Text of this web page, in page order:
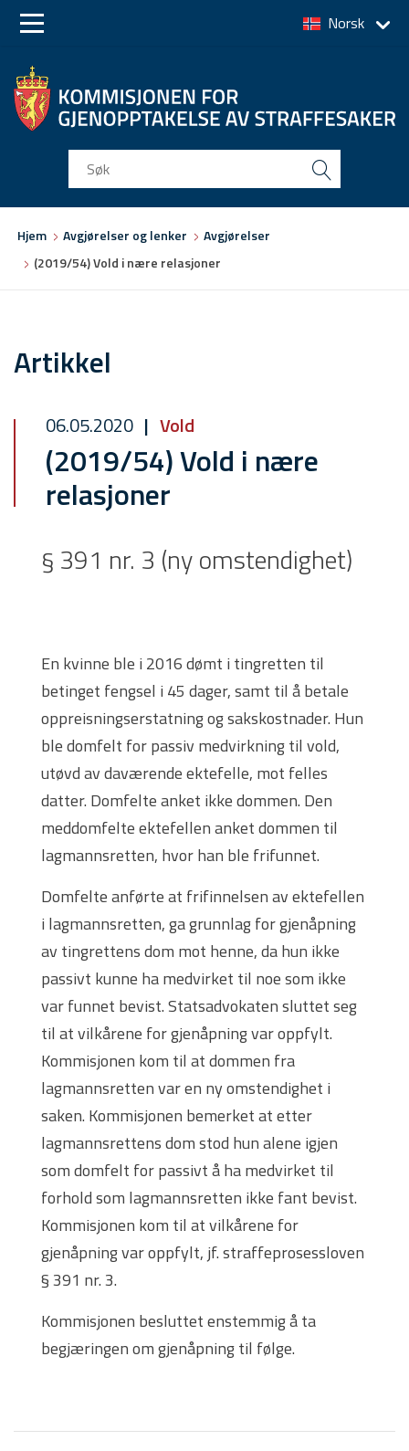
to
to
Norsk
Hjem Avgjørelser og lenker
Avgjørelser
(2019/54) Vold i nære relasjoner
Artikkel
06.05.2020 Vold
(2019/54) Vold i nære
relasjoner
§ 391 nr. 3 (ny omstendighet)
En kvinne ble i 2016 dømt i tingretten til
betinget fengsel i 45 dager, samt til å betale
oppreisningserstatning og sakskostnader. Hun
ble domfelt for passiv medvirkning til vold,
utøvd av daværende ektefelle, mot felles
datter. Domfelte anket ikke dommen. Den
meddomfelte ektefellen anket dommen til
lagmannsretten, hvor han ble frifunnet.
Domfelte anførte at frifinnelsen av ektefellen
i lagmannsretten, ga grunnlag for gjenåpning
av tingrettens dom mot henne, da hun ikke
passivt kunne ha medvirket til noe som ikke
var funnet bevist. Statsadvokaten sluttet seg
til at vilkårene for gjenåpning var oppfylt.
Kommisjonen kom til at dommen fra
lagmannsretten var en ny omstendighet i
saken. Kommisjonen bemerket at etter
lagmannsrettens dom stod hun alene igjen
som domfelt for passivt å ha medvirket til
forhold som lagmannsretten ikke fant bevist.
Kommisjonen kom til at vilkårene for
gjenåpning var oppfylt, jf. straffeprosessloven
§ 391 nr. 3.
Kommisjonen besluttet enstemmig å ta
begjæringen om gjenåpning til følge.